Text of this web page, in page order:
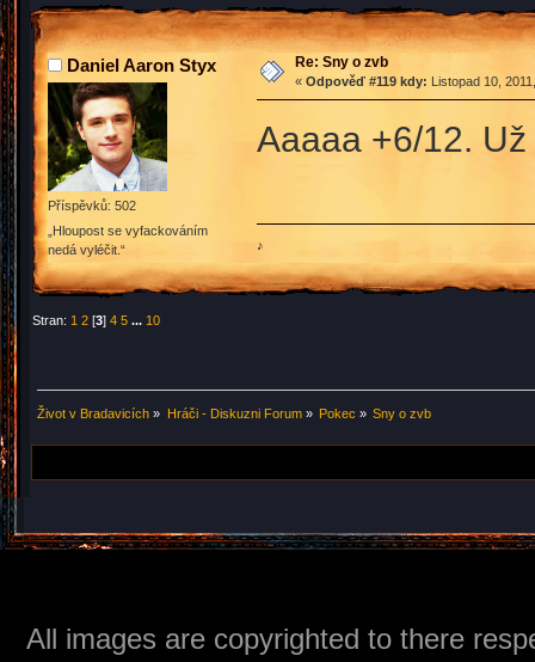
Daniel Aaron Styx
Příspěvků: 502
„Hloupost se vyfackováním
nedá vyléčit.“
Re: Sny o zvb
« Odpověď #119 kdy: Listopad 10,
Aaaaa +6/12.
♪
Stran: 1 2 [3]4 5 ... 10
Život v Bradavicích » Hráči - Diskuzni Forum» Pokec » Sny o zvb
All images are copyrighted to there